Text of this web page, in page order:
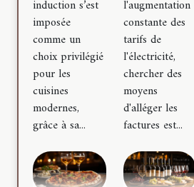
induction s’est
imposée
comme un
choix privilégié
pour les
cuisines
modernes,
grâce à sa...
l'augmentation
constante des
tarifs de
l'électricité,
chercher des
moyens
d'alléger les
factures est...